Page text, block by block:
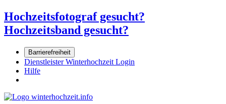
Hochzeitsfotograf gesucht?
Hochzeitsband gesucht?
Barrierefreiheit
Dienstleister Winterhochzeit Login
Hilfe